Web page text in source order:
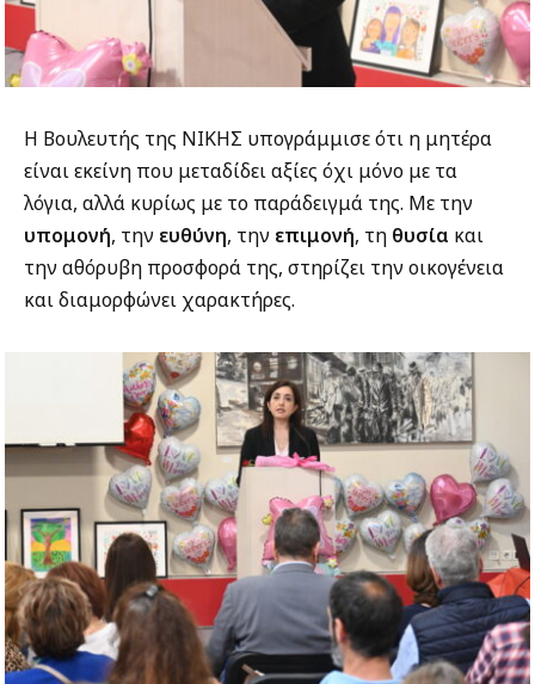
Η Βουλευτής της ΝΙΚΗΣ υπογράμμισε ότι η μητέρα
είναι εκείνη που μεταδίδει αξίες όχι μόνο με τα
λόγια, αλλά κυρίως με το παράδειγμά της. Με την
υπομονή, την ευθύνη, την επιμονή, τη θυσία και
την αθόρυβη προσφορά της, στηρίζει την οικογένεια
και διαμορφώνει χαρακτήρες.